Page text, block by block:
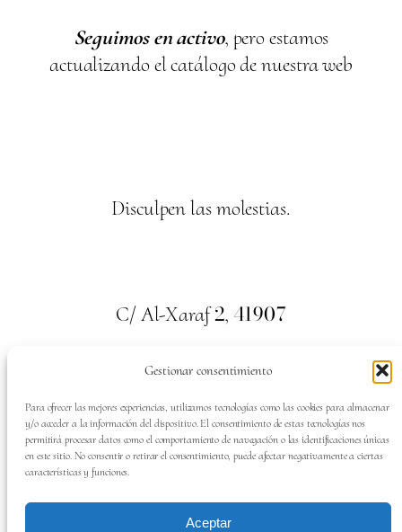
Gestionar consentimiento
Para ofrecer las mejores experiencias, utilizamos tecnologías como las cookies para almacenar
y/o acceder a la información del dispositivo. El consentimiento de estas tecnologías nos
permitirá procesar datos como el comportamiento de navegación o las identificaciones únicas
en este sitio. No consentir o retirar el consentimiento, puede afectar negativamente a ciertas
características y funciones.
Aceptar
Seguimos en activo, pero estamos
actualizando el catálogo de nuestra web
Disculpen las molestias.
C/ Al-Xaraf2, 41907
Valencina de la Concepción. Sevilla
Tel:659700313
SÍGUENOS EN: